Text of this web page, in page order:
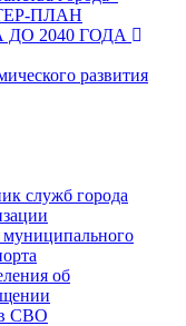
ПЛАН
2040 ГОДА
развития
служб города
об
СВО